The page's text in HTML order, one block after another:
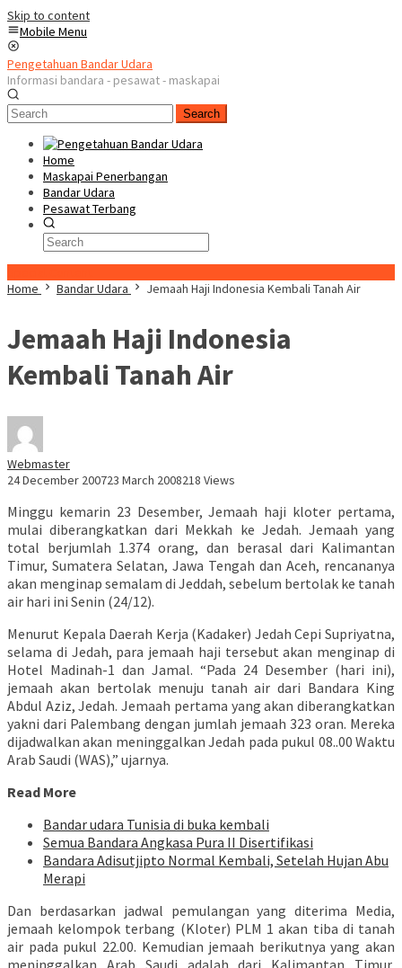
Skip to content
Mobile Menu
Pengetahuan Bandar Udara
Informasi bandara - pesawat - maskapai
Search
Home
Maskapai Penerbangan
Bandar Udara
Pesawat Terbang
Home
Bandar Udara Jemaah Haji Indonesia Kembali Tanah Air
Jemaah Haji Indonesia
Kembali Tanah Air
Webmaster
24 December 200723 March 2008218 Views
Minggu kemarin 23 Desember, Jemaah haji kloter pertama,
mulai diberangkatkan dari Mekkah ke Jedah. Jemaah yang
total berjumlah 1.374 orang, dan berasal dari Kalimantan
Timur, Sumatera Selatan, Jawa Tengah dan Aceh, rencananya
akan menginap semalam di Jeddah, sebelum bertolak ke tanah
air hari ini Senin (24/12).
Menurut Kepala Daerah Kerja (Kadaker) Jedah Cepi Supriyatna,
selama di Jedah, para jemaah haji tersebut akan menginap di
Hotel Madinah-1 dan Jamal. “Pada 24 Desember (hari ini),
jemaah akan bertolak menuju tanah air dari Bandara King
Abdul Aziz, Jedah. Jemaah pertama yang akan diberangkatkan
yakni dari Palembang dengan jumlah jemaah 323 oran. Mereka
dijadwalkan akan meninggalkan Jedah pada pukul 08..00 Waktu
Arab Saudi (WAS),” ujarnya.
Read More
Bandar udara Tunisia di buka kembali
Semua Bandara Angkasa Pura II Disertifikasi
Bandara Adisutjipto Normal Kembali, Setelah Hujan Abu
Merapi
Dan berdasarkan jadwal pemulangan yang diterima Media,
jemaah kelompok terbang (Kloter) PLM 1 akan tiba di tanah
air pada pukul 22.00. Kemudian jemaah berikutnya yang akan